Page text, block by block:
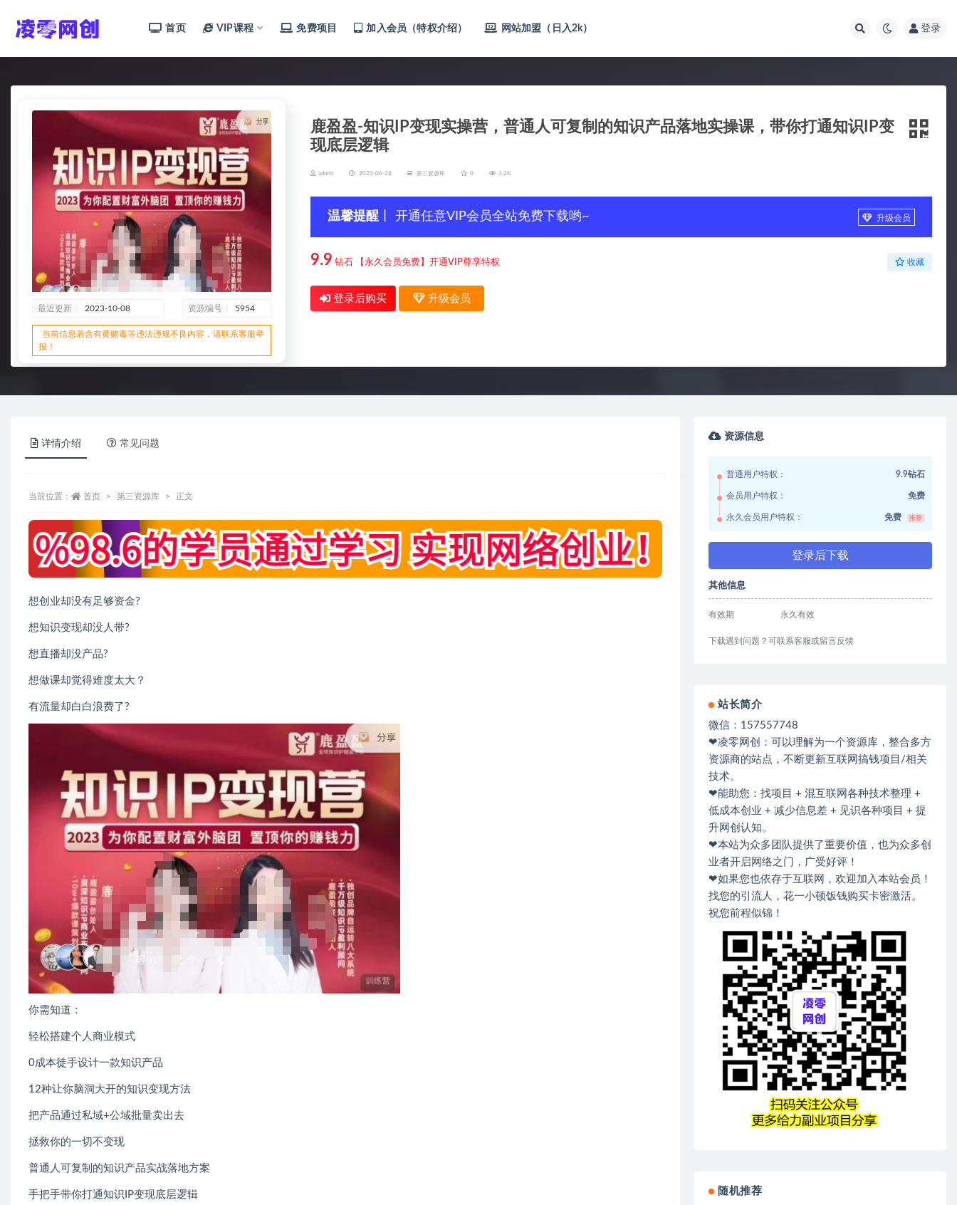
首页 VIP课程 免费项目 加入会员（特权介绍） 网站加盟（日入2k） 登录
最近更新 2023-10-08 资源编号 5954
当前信息若含有黄赌毒等违法违规不良内容，请联系客服举
报！
鹿盈盈-知识IP变现实操营，​普通人可复制的知识产品落地实操课，​带你打通知识IP变
现底层逻辑
admin 2023-06-28 第三资源库 0 3.2K
温馨提醒 丨 开通任意VIP会员全站免费下载哟~ 升级会员
9.9 钻石 【永久会员免费】开通VIP尊享特权 收藏
登录后购买 升级会员
详情介绍 常见问题
当前位置： 首页 第三资源库 正文
想创业却没有足够资金?
想知识变现却没人带?
想直播却没产品?
想做课却觉得难度太大？
有流量却白白浪费了?
你需知道：
轻松搭建个人商业模式
0成本徒手设计一款知识产品
12种让你脑洞大开的知识变现方法
把产品通过私域+公域批量卖出去
拯救你的一切不变现
普通人可复制的知识产品实战落地方案
手把手带你打通知识IP变现底层逻辑
资源信息
普通用户特权： 9.9钻石
会员用户特权： 免费
永久会员用户特权： 免费 推荐
登录后下载
其他信息
有效期 永久有效
下载遇到问题？可联系客服或留言反馈
站长简介
微信：157557748
❤凌零网创：可以理解为一个资源库，整合多方
资源商的站点，不断更新互联网搞钱项目/相关
技术。
❤能助您：找项目 + 混互联网各种技术整理 +
低成本创业 + 减少信息差 + 见识各种项目 + 提
升网创认知。
❤本站为众多团队提供了重要价值，也为众多创
业者开启网络之门，广受好评！
❤如果您也依存于互联网，欢迎加入本站会员！
找您的引流人，花一小顿饭钱购买卡密激活。
祝您前程似锦！
随机推荐